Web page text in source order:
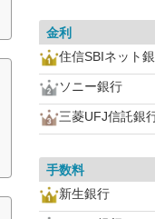
金利
住信SBIネット
ソニー銀行
三菱UFJ信託銀
手数料
新生銀行